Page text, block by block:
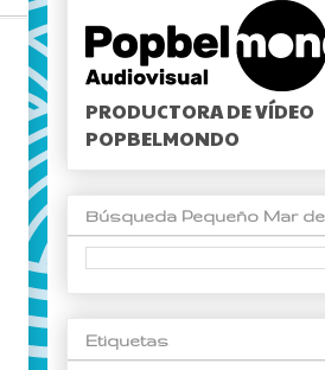
PRODUCTORA DE VÍDEO
POPBELMONDO
Búsqueda Pequeño Mar
Etiquetas